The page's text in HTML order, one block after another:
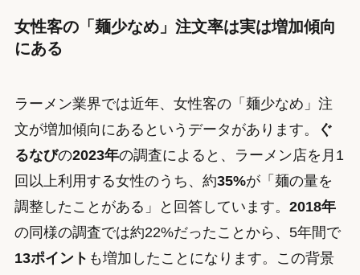
女性客の「麺少なめ」注文率は実は増加傾向
にある
ラーメン業界では近年、女性客の「麺少なめ」注
文が増加傾向にあるというデータがあります。
ぐ
るなびの2023年の調査によると、ラーメン店を月1
回以上利用する女性のうち、約35%が「麺の量を
調整したことがある」と回答しています。 2018年
の同様の調査では約22%だったことから、5年間で
13ポイント も増加したことになります。この背景